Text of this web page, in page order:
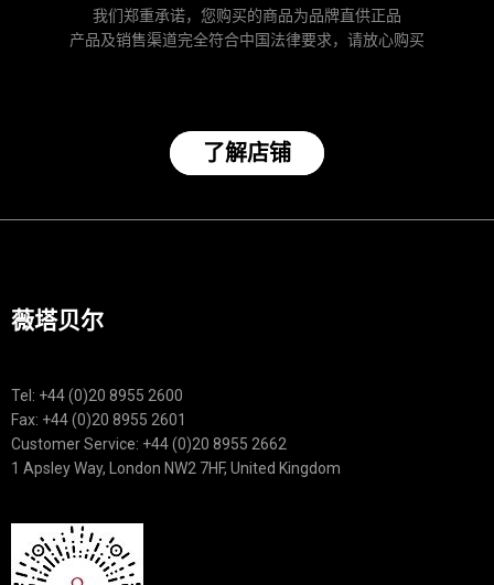
我们郑重承诺，您购买的商品为品牌直供正品
产品及销售渠道完全符合中国法律要求，请放心购买
了解店铺
薇塔贝尔
Tel: +44 (0)20 8955 2600
Fax: +44 (0)20 8955 2601
Customer Service: +44 (0)20 8955 2662
1 Apsley Way, London NW2 7HF, United Kingdom